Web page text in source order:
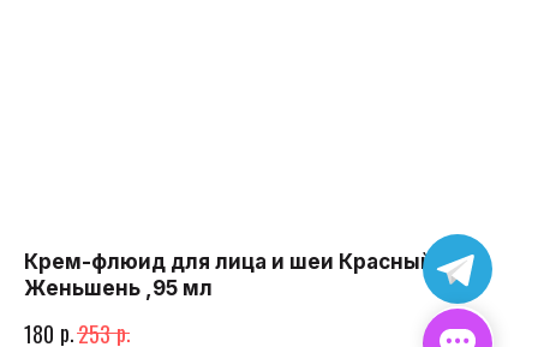
Крем-флюид для лица и шеи Красный
Женьшень ,95 мл
180 р.253р.